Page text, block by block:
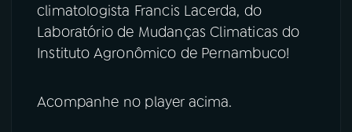
climatologista Francis Lacerda, do
Laboratório de Mudanças Climaticas do
Instituto Agronômico de Pernambuco!
Acompanhe no player acima.